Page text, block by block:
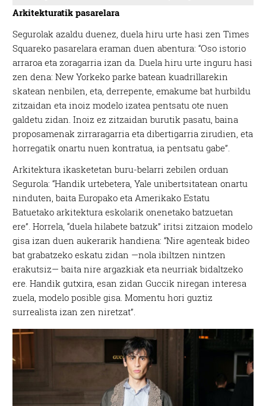
Arkitekturatik pasarelara
Segurolak azaldu duenez, duela hiru urte hasi zen Times
Squareko pasarelara eraman duen abentura: “Oso istorio
arraroa eta zoragarria izan da. Duela hiru urte inguru hasi
zen dena: New Yorkeko parke batean kuadrillarekin
skatean nenbilen, eta, derrepente, emakume bat hurbildu
zitzaidan eta inoiz modelo izatea pentsatu ote nuen
galdetu zidan. Inoiz ez zitzaidan burutik pasatu, baina
proposamenak zirraragarria eta dibertigarria zirudien, eta
horregatik onartu nuen kontratua, ia pentsatu gabe”.
Arkitektura ikasketetan buru-belarri zebilen orduan
Segurola: “Handik urtebetera, Yale unibertsitatean onartu
ninduten, baita Europako eta Amerikako Estatu
Batuetako arkitektura eskolarik onenetako batzuetan
ere”. Horrela, “duela hilabete batzuk” iritsi zitzaion modelo
gisa izan duen aukerarik handiena: “Nire agenteak bideo
bat grabatzeko eskatu zidan —nola ibiltzen nintzen
erakutsiz— baita nire argazkiak eta neurriak bidaltzeko
ere. Handik gutxira, esan zidan Guccik niregan interesa
zuela, modelo posible gisa. Momentu hori guztiz
surrealista izan zen niretzat”.